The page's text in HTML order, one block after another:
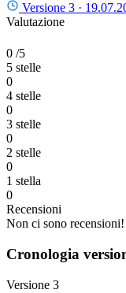
Versione 3 ·
Valutazione
0 /5
5 stelle
0
4 stelle
0
3 stelle
0
2 stelle
0
1 stella
0
Recensioni
Non ci sono recensioni!
Cronologia
Versione 3